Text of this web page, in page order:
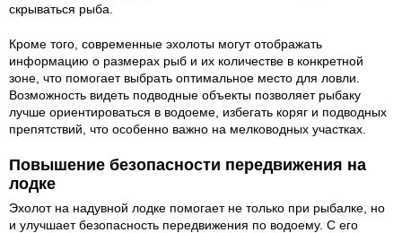
скрываться рыба.
Кроме того, современные эхолоты могут отображать
информацию о размерах рыб и их количестве в конкретной
зоне, что помогает выбрать оптимальное место для ловли.
Возможность видеть подводные объекты позволяет рыбаку
лучше ориентироваться в водоеме, избегать коряг и подводных
препятствий, что особенно важно на мелководных участках.
Повышение безопасности передвижения на
лодке
Эхолот на надувной лодке помогает не только при рыбалке, но
и улучшает безопасность передвижения по водоему. С его